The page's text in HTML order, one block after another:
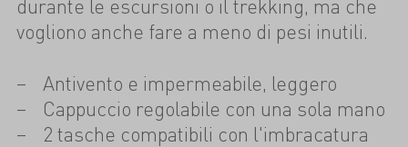
durante le escursioni o il trekking, ma che
vogliono anche fare a meno di pesi inutili.
Antivento e impermeabile, leggero
Cappuccio regolabile con una sola mano
2 tasche compatibili con l'imbracatura